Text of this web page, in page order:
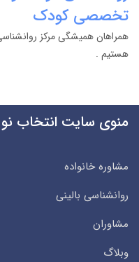
تخصصی کودک
همراهان همیشگی مرکز
هستیم .
منوی سایت انتخاب نو
مشاوره خانواده
روانشناسی بالینی
مشاوران
وبلاگ